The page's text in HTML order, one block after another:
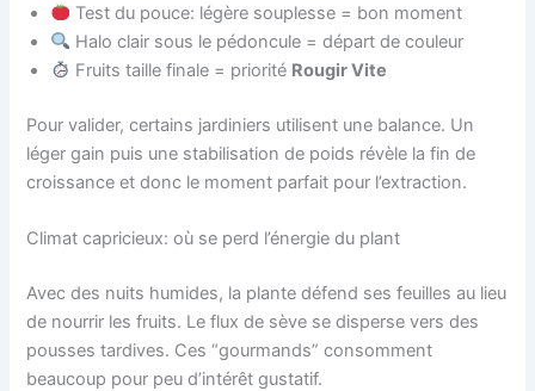
Test du pouce: légère souplesse = bon moment
Halo clair sous le pédoncule = départ de couleur
Fruits taille finale = priorité Rougir Vite
Pour valider, certains jardiniers utilisent une balance. Un
léger gain puis une stabilisation de poids révèle la fin de
croissance et donc le moment parfait pour l’extraction.
Climat capricieux: où se perd l’énergie du plant
Avec des nuits humides, la plante défend ses feuilles au lieu
de nourrir les fruits. Le flux de sève se disperse vers des
pousses tardives. Ces “gourmands” consomment
beaucoup pour peu d’intérêt gustatif.